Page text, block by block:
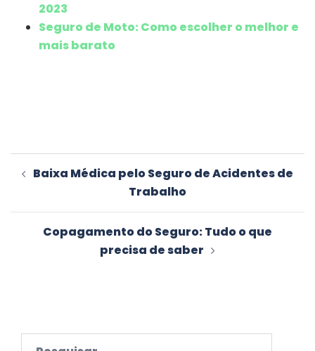
2023
Seguro de Moto: Como escolher o melhor e
mais barato
Navegação
de Baixa Médica pelo Seguro de Acidentes de
Trabalho
Copagamento do Seguro: Tudo o que
precisa de saber